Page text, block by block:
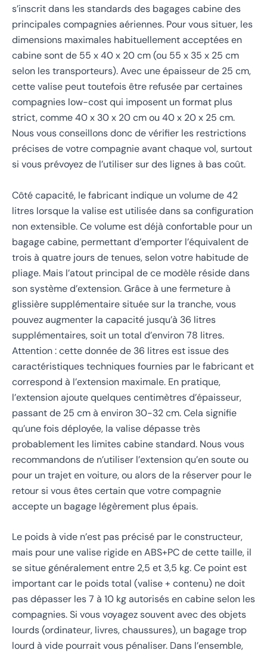
s’inscrit dans les standards des bagages cabine des
principales compagnies aériennes. Pour vous situer, les
dimensions maximales habituellement acceptées en
cabine sont de 55 x 40 x 20 cm (ou 55 x 35 x 25 cm
selon les transporteurs). Avec une épaisseur de 25 cm,
cette valise peut toutefois être refusée par certaines
compagnies low-cost qui imposent un format plus
strict, comme 40 x 30 x 20 cm ou 40 x 20 x 25 cm.
Nous vous conseillons donc de vérifier les restrictions
précises de votre compagnie avant chaque vol, surtout
si vous prévoyez de l’utiliser sur des lignes à bas coût.
Côté capacité, le fabricant indique un volume de 42
litres lorsque la valise est utilisée dans sa configuration
non extensible. Ce volume est déjà confortable pour un
bagage cabine, permettant d’emporter l’équivalent de
trois à quatre jours de tenues, selon votre habitude de
pliage. Mais l’atout principal de ce modèle réside dans
son système d’extension. Grâce à une fermeture à
glissière supplémentaire située sur la tranche, vous
pouvez augmenter la capacité jusqu’à 36 litres
supplémentaires, soit un total d’environ 78 litres.
Attention : cette donnée de 36 litres est issue des
caractéristiques techniques fournies par le fabricant et
correspond à l’extension maximale. En pratique,
l’extension ajoute quelques centimètres d’épaisseur,
passant de 25 cm à environ 30-32 cm. Cela signifie
qu’une fois déployée, la valise dépasse très
probablement les limites cabine standard. Nous vous
recommandons de n’utiliser l’extension qu’en soute ou
pour un trajet en voiture, ou alors de la réserver pour le
retour si vous êtes certain que votre compagnie
accepte un bagage légèrement plus épais.
Le poids à vide n’est pas précisé par le constructeur,
mais pour une valise rigide en ABS+PC de cette taille, il
se situe généralement entre 2,5 et 3,5 kg. Ce point est
important car le poids total (valise + contenu) ne doit
pas dépasser les 7 à 10 kg autorisés en cabine selon les
compagnies. Si vous voyagez souvent avec des objets
lourds (ordinateur, livres, chaussures), un bagage trop
lourd à vide pourrait vous pénaliser. Dans l’ensemble,